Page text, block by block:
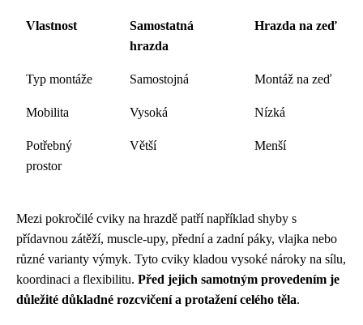
Vlastnost
Samostatná
hrazda
Hrazda na zeď
Typ montáže Samostojná Montáž na zeď
Mobilita Vysoká Nízká
Potřebný
prostor
Větší Menší
Mezi pokročilé cviky na hrazdě patří například shyby s
přídavnou zátěží, muscle-upy, přední a zadní páky, vlajka nebo
různé varianty výmyk. Tyto cviky kladou vysoké nároky na sílu,
koordinaci a flexibilitu. Před jejich samotným provedením je
důležité důkladné rozcvičení a protažení celého těla.